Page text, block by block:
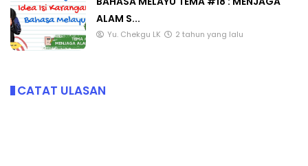
ALAM S...
Yu. Chekgu LK 2 tahun yang lalu
CATAT ULASAN